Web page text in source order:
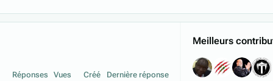
Réponses Vues Créé Dernière réponse
Meilleurs